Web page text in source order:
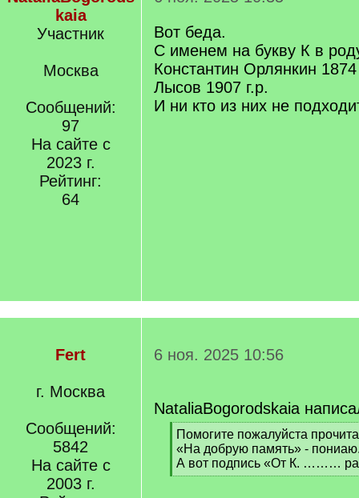
kaia
Участник
Москва
Сообщений:
97
На сайте с
2023 г.
Рейтинг:
64
Вот беда.
С именем на букву К в
Константин Орлянкин
Лысов 1907 г.р.
И ни кто из них не
Fert
г. Москва
Сообщений:
5842
На сайте с
2003 г.
6 ноя. 2025 10:56
NataliaBogorodskaia
[
q
]
Помогите пожалуйста
«На добрую память» -
А вот подпись «От К. ………
[